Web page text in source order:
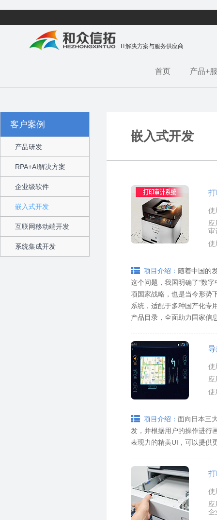
IT解决方案与服务供应商
首页 产品+
客户案例
产品研发
RPA+AI解决方案
企业级软件
嵌入式开发
互联网移动端开发
系统集成开发
嵌入式开发
使
应
审
使
项目介绍： 随着中国的
这个问题，我国明确了“数
项国家战略，也是当今形势
系统，适配于多种国产化专
产品目录，全面助力国家信
使
应
使
项目介绍： 面向日本三
发，并根据用户的操作进行
表现力的精美UI，可以提供
使
应
企